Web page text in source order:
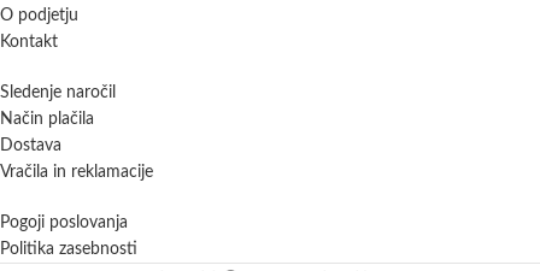
O podjetju
Kontakt
Sledenje naročil
Način plačila
Dostava
Vračila in reklamacije
Pogoji poslovanja
Politika zasebnosti